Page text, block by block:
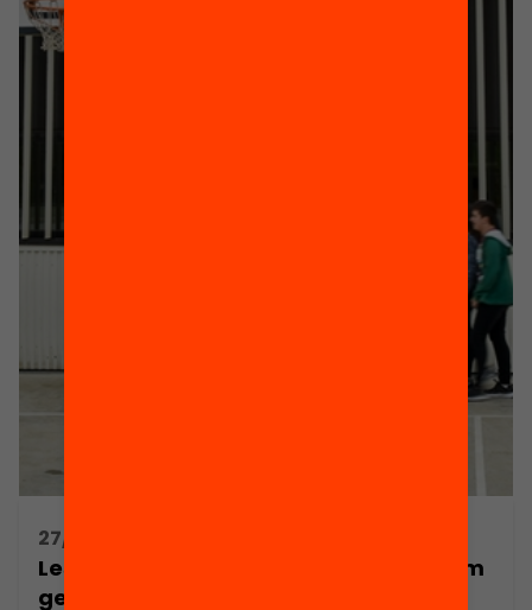
27/07/2016 16:00h - 18:00h
Les extraescolars a debat: quines i com
generen oportunitats educatives?